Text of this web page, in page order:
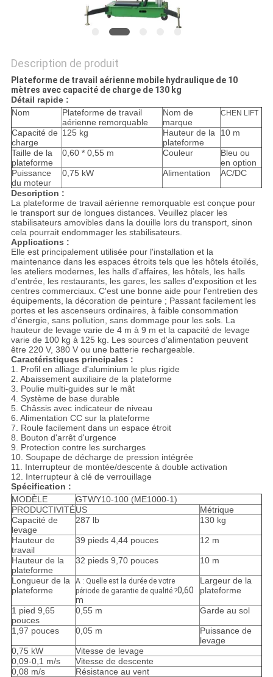
POLITIQUE
CONFIDENTIALITÉ
Description de produit
Plateforme de travail aérienne mobile hydraulique de 10
mètres avec capacité de charge de 130 kg​
Détail rapide :
Nom
Plateforme de travail
aérienne remorquable
Nom de
marque
CHEN LIFT
Capacité de
charge
125 kg
Hauteur de la
plateforme
10 m
Taille de la
plateforme
0,60 * 0,55 m Couleur
Bleu ou
en option
Puissance
du moteur
0,75 kW Alimentation AC/DC
Description :
La plateforme de travail aérienne remorquable est conçue pour
le transport sur de longues distances. Veuillez placer les
stabilisateurs amovibles dans la douille lors du transport, sinon
cela pourrait endommager les stabilisateurs.
Applications :
Elle est principalement utilisée pour l'installation et la
maintenance dans les espaces étroits tels que les hôtels étoilés,
les ateliers modernes, les halls d'affaires, les hôtels, les halls
d'entrée, les restaurants, les gares, les salles d'exposition et les
centres commerciaux. C'est une bonne aide pour l'entretien des
équipements, la décoration de peinture ; Passant facilement les
portes et les ascenseurs ordinaires, à faible consommation
d'énergie, sans pollution, sans dommage pour les sols. La
hauteur de levage varie de 4 m à 9 m et la capacité de levage
varie de 100 kg à 125 kg. Les sources d'alimentation peuvent
être 220 V, 380 V ou une batterie rechargeable.
Caractéristiques principales :
1. Profil en alliage d'aluminium le plus rigide
2. Abaissement auxiliaire de la plateforme
3. Poulie multi-guides sur le mât
4. Système de base durable
5. Châssis avec indicateur de niveau
6. Alimentation CC sur la plateforme
7. Roule facilement dans un espace étroit
8. Bouton d'arrêt d'urgence
9. Protection contre les surcharges
10. Soupape de décharge de pression intégrée
11. Interrupteur de montée/descente à double activation
12. Interrupteur à clé de verrouillage
Spécification :
MODÈLE
GTWY10-100 (ME1000-1)
PRODUCTIVITÉUS
Métrique
Capacité de
levage
287 lb 130 kg
Hauteur de
travail
39 pieds 4,44 pouces 12 m
Hauteur de la
plateforme
32 pieds 9,70 pouces 10 m
Longueur de la
plateforme
A : Quelle est la durée de votre
période de garantie de qualité ?0,60
m
Largeur de la
plateforme
1 pied 9,65
pouces
0,55 m Garde au sol
1,97 pouces 0,05 m
Puissance de
levage
0,75 kW
Vitesse de levage
0,09-0,1 m/s
Vitesse de descente
0,08 m/s
Résistance au vent